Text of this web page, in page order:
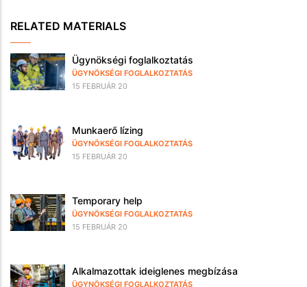
RELATED MATERIALS
Ügynökségi foglalkoztatás
ÜGYNÖKSÉGI FOGLALKOZTATÁS
15 FEBRUÁR 20
Munkaerő lízing
ÜGYNÖKSÉGI FOGLALKOZTATÁS
15 FEBRUÁR 20
Temporary help
ÜGYNÖKSÉGI FOGLALKOZTATÁS
15 FEBRUÁR 20
Alkalmazottak ideiglenes megbízása
ÜGYNÖKSÉGI FOGLALKOZTATÁS